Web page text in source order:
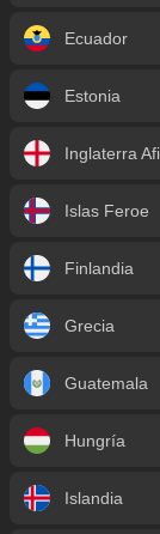
Ecuador
Estonia
Inglaterra
Islas Feroe
Finlandia
Grecia
Guatemala
Hungría
Islandia